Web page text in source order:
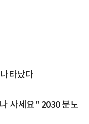
타났다
사세요" 2030 분노